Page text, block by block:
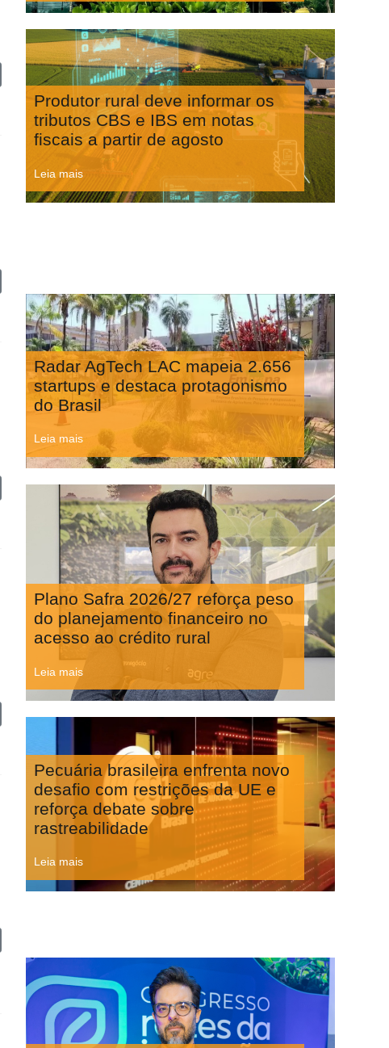
Produtor rural deve informar os
tributos CBS e IBS em notas
fiscais a partir de agosto
Leia mais
Radar AgTech LAC mapeia 2.656
startups e destaca protagonismo
do Brasil
Leia mais
Plano Safra 2026/27 reforça peso
do planejamento financeiro no
acesso ao crédito rural
Leia mais
Pecuária brasileira enfrenta novo
desafio com restrições da UE e
reforça debate sobre
rastreabilidade
Leia mais